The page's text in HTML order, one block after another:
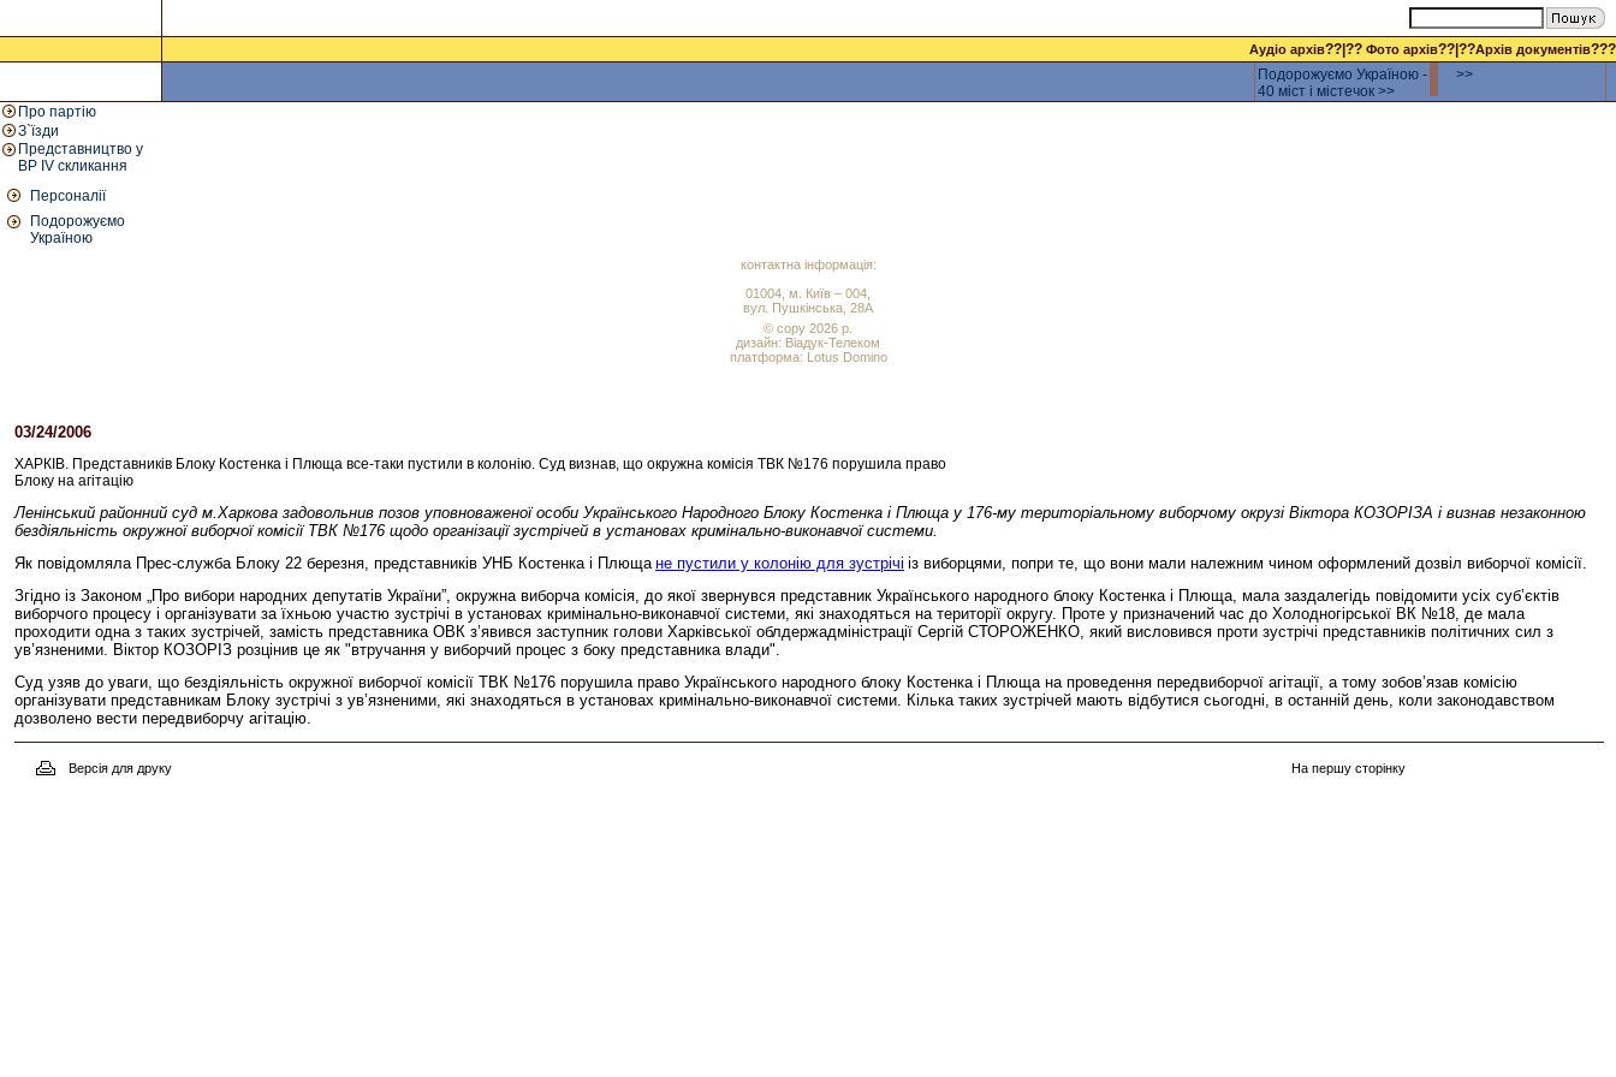
Аудіо архів??|?? Фото архів??|??Архів документів???
Подорожуємо Україною -
40 міст і містечок >>
>>
Про партію
З`їзди
Представництво у
ВР IV скликання
Персоналії
Подорожуємо
Україною
контактна інформація:
01004, м. Київ – 004,
вул. Пушкінська, 28А
© copy 2026 р.
дизайн: Віадук-Телеком
платформа: Lotus Domino
03/24/2006
ХАРКІВ. Представників Блоку Костенка і Плюща все-таки пустили в колонію. Суд визнав, що окружна комісія ТВК №176 порушила право
Блоку на агітацію
Ленінський районний суд м.Харкова задовольнив позов уповноваженої особи Українського Народного Блоку Костенка і Плюща у 176-му територіальному виборчому окрузі Віктора КОЗОРІЗА і визнав незаконною
бездіяльність окружної виборчої комісії ТВК №176 щодо організації зустрічей в установах кримінально-виконавчої системи.
Як повідомляла Прес-служба Блоку 22 березня, представників УНБ Костенка і Плюща не пустили у колонію для зустрічі із виборцями, попри те, що вони мали належним чином оформлений дозвіл виборчої комісії.
Згідно із Законом „Про вибори народних депутатів України”, окружна виборча комісія, до якої звернувся представник Українського народного блоку Костенка і Плюща, мала заздалегідь повідомити усіх суб’єктів
виборчого процесу і організувати за їхньою участю зустрічі в установах кримінально-виконавчої системи, які знаходяться на території округу. Проте у призначений час до Холодногірської ВК №18, де мала
проходити одна з таких зустрічей, замість представника ОВК з’явився заступник голови Харківської облдержадміністрації Сергій СТОРОЖЕНКО, який висловився проти зустрічі представників політичних сил з
ув’язненими. Віктор КОЗОРІЗ розцінив це як "втручання у виборчий процес з боку представника влади".
Суд узяв до уваги, що бездіяльність окружної виборчої комісії ТВК №176 порушила право Українського народного блоку Костенка і Плюща на проведення передвиборчої агітації, а тому зобов’язав комісію
організувати представникам Блоку зустрічі з ув’язненими, які знаходяться в установах кримінально-виконавчої системи. Кілька таких зустрічей мають відбутися сьогодні, в останній день, коли законодавством
дозволено вести передвиборчу агітацію.
Версія для друку На першу сторінку